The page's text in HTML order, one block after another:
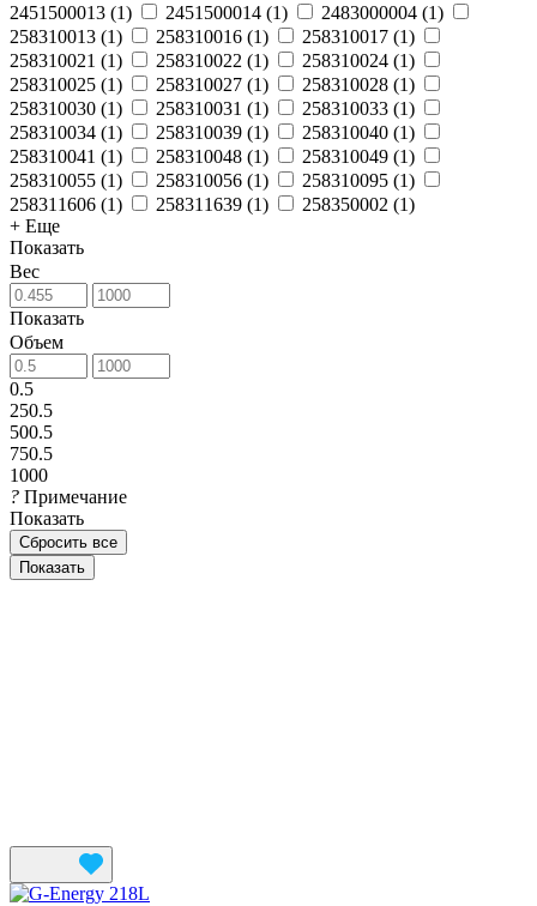
2451500013 (1) 2451500014 (1) 2483000004 (1)
258310013 (1) 258310016 (1) 258310017 (1)
258310021 (1) 258310022 (1) 258310024 (1)
258310025 (1) 258310027 (1) 258310028 (1)
258310030 (1) 258310031 (1) 258310033 (1)
258310034 (1) 258310039 (1) 258310040 (1)
258310041 (1) 258310048 (1) 258310049 (1)
258310055 (1) 258310056 (1) 258310095 (1)
258311606 (1) 258311639 (1) 258350002 (1)
+ Еще
Показать
Вес
Показать
Объем
0.5
250.5
500.5
750.5
1000
? Примечание
Показать
Сбросить все